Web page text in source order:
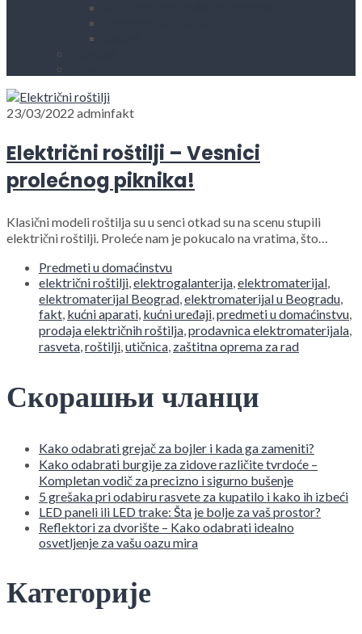
23/03/2022 adminfakt
Električni roštilji – Vesnici
prolećnog piknika!
Klasični modeli roštilja su u senci otkad su na scenu stupili
električni roštilji. Proleće nam je pokucalo na vratima, što…
Predmeti u domaćinstvu
električni roštilji,elektrogalanterija,elektromaterijal,
elektromaterijal Beograd,elektromaterijal u Beogradu,
fakt, kućni aparati, kućni uređaji,predmeti u domaćinstvu,
prodaja električnih roštilja,prodavnica elektromaterijala,
rasveta,roštilji,utičnica, zaštitna oprema za rad
Скорашњи чланци
Kako odabrati grejač za bojler i kada ga zameniti?
Kako odabrati burgije za zidove različite tvrdoće –
Kompletan vodič za precizno i sigurno bušenje
5 grešaka pri odabiru rasvete za kupatilo i kako ih izbeći
LED paneli ili LED trake: Šta je bolje za vaš prostor?
Reflektori za dvorište – Kako odabrati idealno
osvetljenje za vašu oazu mira
Категорије